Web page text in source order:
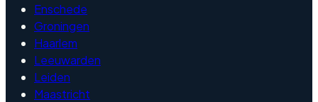
Enschede
Groningen
Haarlem
Leeuwarden
Leiden
Maastricht